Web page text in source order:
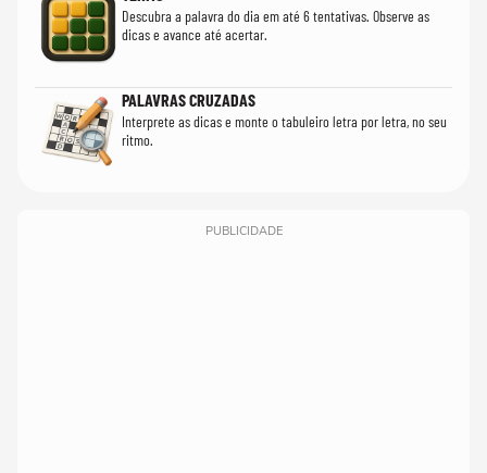
Descubra a palavra do dia em até 6 tentativas. Observe as
dicas e avance até acertar.
PALAVRAS CRUZADAS
Interprete as dicas e monte o tabuleiro letra por letra, no seu
ritmo.
PUBLICIDADE